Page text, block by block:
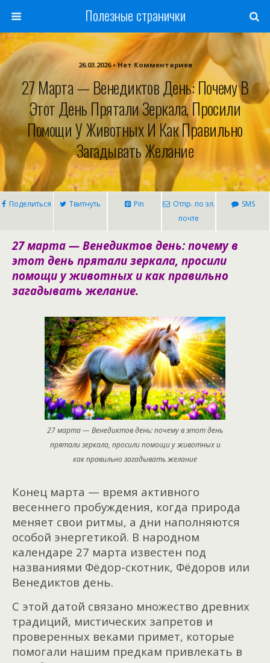
Полезные странички
26.03.2026 • Нет Комментариев
27 Марта — Венедиктов День: Почему В
Этот День Прятали Зеркала, Просили
Помощи У Животных И Как Правильно
Загадывать Желание
Поделиться Твитнуть Pin
Отпр. по эл.
почте
SMS
27 марта — Венедиктов день: почему в
этот день прятали зеркала, просили
помощи у животных и как правильно
загадывать желание.
27 марта — Венедиктов день: почему в этот день
прятали зеркала, просили помощи у животных и
как правильно загадывать желание
Конец марта — время активного
весеннего пробуждения, когда природа
меняет свои ритмы, а дни наполняются
особой энергетикой. В народном
календаре 27 марта известен под
названиями Фёдор-скотник, Фёдоров или
Венедиктов день.
С этой датой связано множество древних
традиций, мистических запретов и
проверенных веками примет, которые
помогали нашим предкам привлекать в